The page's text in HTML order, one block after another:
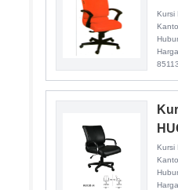
Kursi
Kursi